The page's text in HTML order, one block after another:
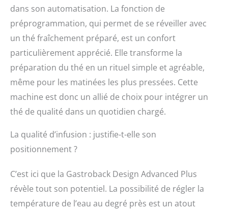
dans son automatisation. La fonction de
préprogrammation, qui permet de se réveiller avec
un thé fraîchement préparé, est un confort
particulièrement apprécié. Elle transforme la
préparation du thé en un rituel simple et agréable,
même pour les matinées les plus pressées. Cette
machine est donc un allié de choix pour intégrer un
thé de qualité dans un quotidien chargé.
La qualité d’infusion : justifie-t-elle son
positionnement ?
C’est ici que la Gastroback Design Advanced Plus
révèle tout son potentiel. La possibilité de régler la
température de l’eau au degré près est un atout